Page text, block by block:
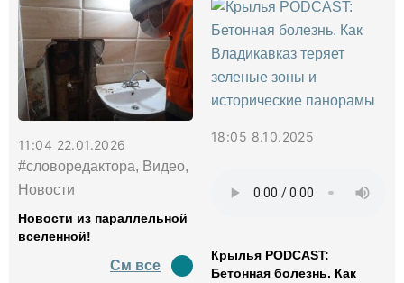
11:04 22.01.2026
#словоредактора, Видео,
Новости
Новости из параллельной
вселенной!
См все
18:05 8.10.2025
Крылья PODCAST:
Бетонная болезнь. Как